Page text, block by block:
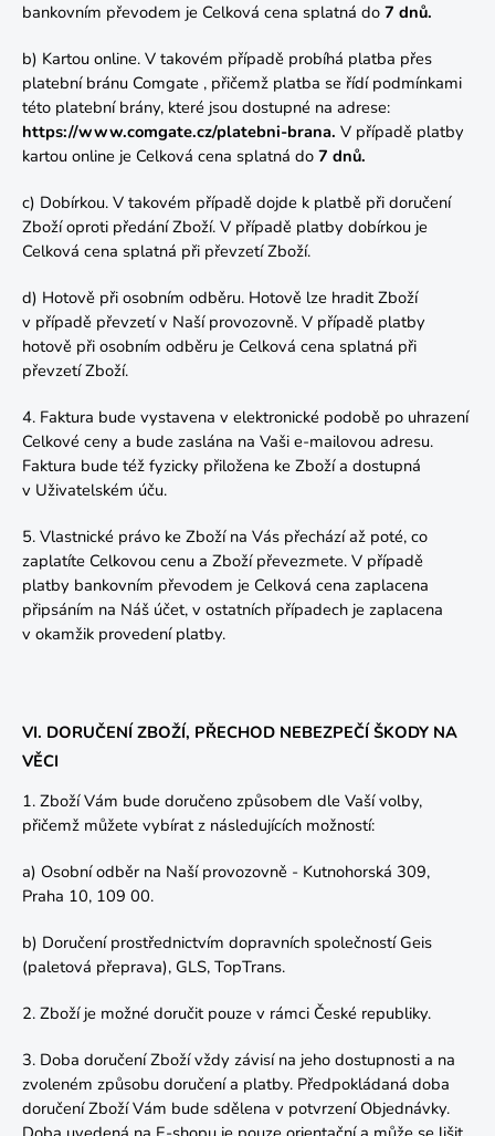
bankovním převodem je Celková cena splatná do 7 dnů.
b) Kartou online. V takovém případě probíhá platba přes
platební bránu Comgate , přičemž platba se řídí podmínkami
této platební brány, které jsou dostupné na adrese:
https://www.comgate.cz/platebni-brana. V případě platby
kartou online je Celková cena splatná do 7 dnů.
c) Dobírkou. V takovém případě dojde k platbě při doručení
Zboží oproti předání Zboží. V případě platby dobírkou je
Celková cena splatná při převzetí Zboží.
d) Hotově při osobním odběru. Hotově lze hradit Zboží
v případě převzetí v Naší provozovně. V případě platby
hotově při osobním odběru je Celková cena splatná při
převzetí Zboží.
4. Faktura bude vystavena v elektronické podobě po uhrazení
Celkové ceny a bude zaslána na Vaši e-mailovou adresu.
Faktura bude též fyzicky přiložena ke Zboží a dostupná
v Uživatelském úču.
5. Vlastnické právo ke Zboží na Vás přechází až poté, co
zaplatíte Celkovou cenu a Zboží převezmete. V případě
platby bankovním převodem je Celková cena zaplacena
připsáním na Náš účet, v ostatních případech je zaplacena
v okamžik provedení platby.
VI. DORUČENÍ ZBOŽÍ, PŘECHOD NEBEZPEČÍ ŠKODY NA
VĚCI
1. Zboží Vám bude doručeno způsobem dle Vaší volby,
přičemž můžete vybírat z následujících možností:
a) Osobní odběr na Naší provozovně - Kutnohorská 309,
Praha 10, 109 00.
b) Doručení prostřednictvím dopravních společností Geis
(paletová přeprava), GLS, TopTrans.
2. Zboží je možné doručit pouze v rámci České republiky.
3. Doba doručení Zboží vždy závisí na jeho dostupnosti a na
zvoleném způsobu doručení a platby. Předpokládaná doba
doručení Zboží Vám bude sdělena v potvrzení Objednávky.